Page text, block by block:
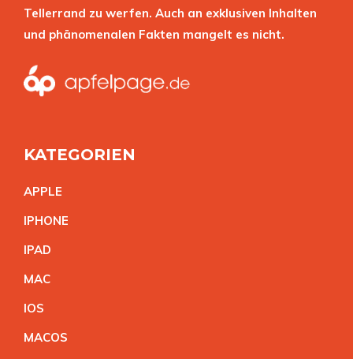
Tellerrand zu werfen. Auch an exklusiven Inhalten
und phänomenalen Fakten mangelt es nicht.
KATEGORIEN
APPLE
IPHONE
IPAD
MAC
IOS
MACOS